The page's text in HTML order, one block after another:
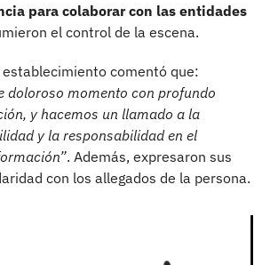
para colaborar con las entidades
el control de la escena.
comentó que:
doloroso momento con profundo
y hacemos un llamado a la
y la responsabilidad en el
. Además, expresaron sus
con los allegados de la persona.